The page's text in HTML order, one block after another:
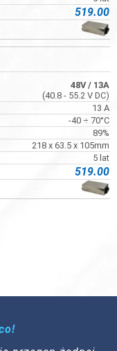
519.00
48V/ 13A
(40.8 - 55.2 V DC)
13 A
-40 ÷ 70°C
89%
218 x 63.5 x 105mm
5 lat
519.00
89%
218 x 63.5 x 105mm
5 lat
519.00